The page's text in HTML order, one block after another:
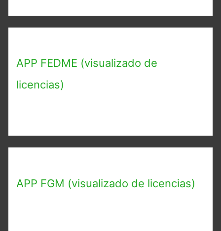
APP FEDME (visualizado de
licencias)
APP FGM (visualizado de licencias)